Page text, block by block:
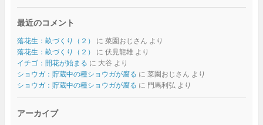
最近のコメント
落花生：畝づくり（２） に 菜園おじさん より
落花生：畝づくり（２）
に 伏見龍雄より
イチゴ：開花が始まる に 大谷 より
ショウガ：貯蔵中の種ショウガが腐る に 菜園おじさん より
ショウガ：貯蔵中の種ショウガが腐る に 門馬利弘 より
アーカイブ